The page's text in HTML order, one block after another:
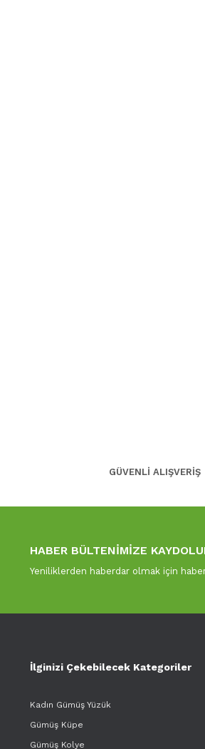
GÜVENLİ ALIŞVERİŞ
HABER BÜLTENİMİZE
Yeniliklerden haberdar olmak için
İlginizi Çekebilecek Kategoriler
Kadın Gümüş Yüzük
Gümüş Küpe
Gümüş Kolye